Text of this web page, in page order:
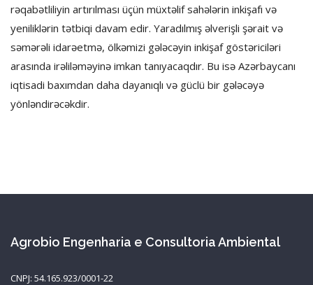
rəqabətliliyin artırılması üçün müxtəlif sahələrin inkişafı və
yeniliklərin tətbiqi davam edir. Yaradılmış əlverişli şərait və
səmərəli idarəetmə, ölkəmizi gələcəyin inkişaf göstəriciləri
arasında irəliləməyinə imkan tanıyacaqdır. Bu isə Azərbaycanı
iqtisadi baxımdan daha dayanıqlı və güclü bir gələcəyə
yönləndirəcəkdir.
Agrobio Engenharia e Consultoria Ambiental
CNPJ: 54.165.923/0001-22